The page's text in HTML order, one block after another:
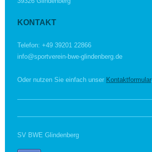
KONTAKT
Telefon: +49 39201 22866
info@sportverein-bwe-glindenberg.de
Oder nutzen Sie einfach unser Kontaktformular.
SV BWE Glindenberg